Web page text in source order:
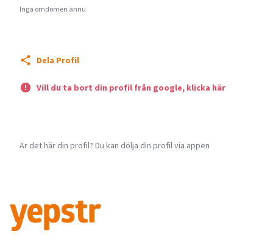
Inga omdömen ännu
Dela Profil
Vill du ta bort din profil från google, klicka här
Är det här din profil? Du kan dölja din profil via appen